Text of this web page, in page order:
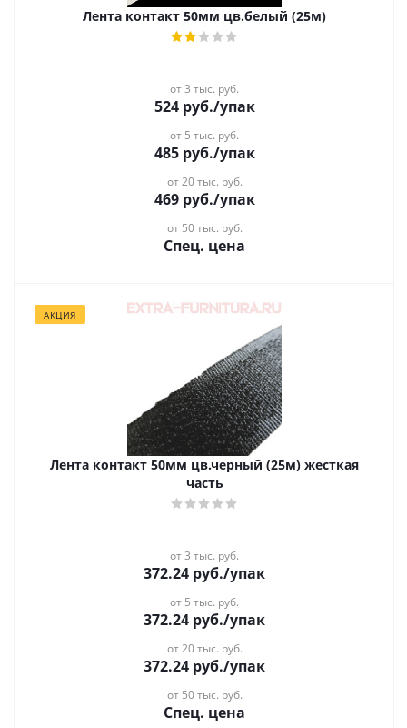
Лента контакт 50мм цв.белый (25м)
от 3 тыс. руб.
524руб./упак
от 5 тыс. руб.
485руб./упак
от 20 тыс. руб.
469руб./упак
от 50 тыс. руб.
Спец. цена
АКЦИЯ
Лента контакт 50мм цв.черный (25м) жесткая
часть
от 3 тыс. руб.
372.24 руб./упак
от 5 тыс. руб.
372.24 руб./упак
от 20 тыс. руб.
372.24 руб./упак
от 50 тыс. руб.
Спец. цена